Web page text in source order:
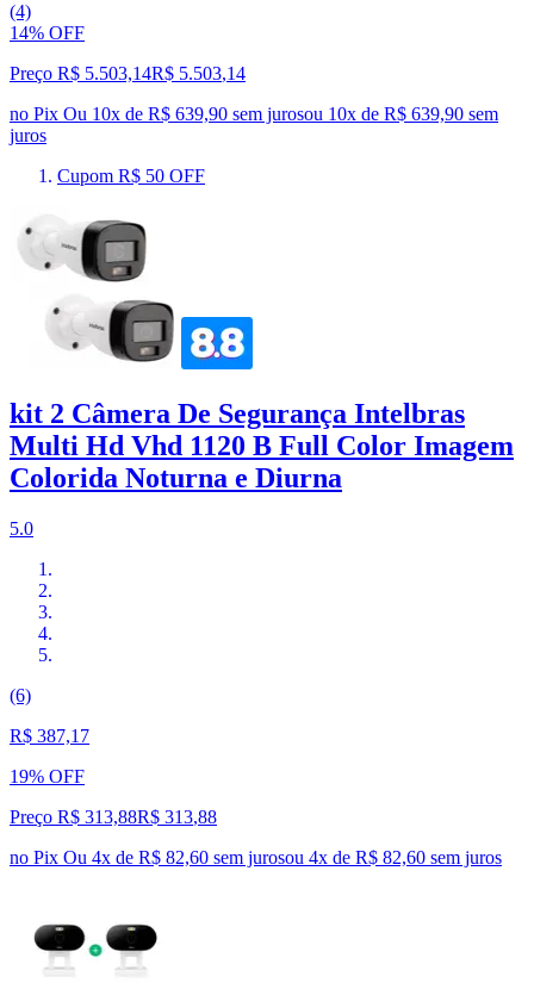
(4)
14% OFF
Preço R$ 5.503,14R$ 5.503,14
no Pix Ou 10x de R$ 639,90 sem jurosou 10x de R$ 639,90 sem
juros
Cupom R$ 50 OFF
kit 2 Câmera De Segurança Intelbras
Multi Hd Vhd 1120 B Full Color Imagem
Colorida Noturna e Diurna
5.0
(6)
R$ 387,17
19% OFF
Preço R$ 313,88R$ 313,88
no Pix Ou 4x de R$ 82,60 sem jurosou 4x de R$ 82,60 sem juros